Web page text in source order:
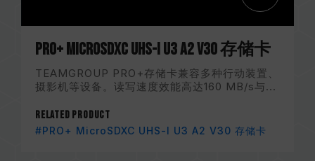
PRO+ MicroSDXC UHS-I U3 A2 V30 存储卡
TEAMGROUP PRO+存储卡兼容多种行动装置、
摄影机等设备。读写速度效能高达160 MB/s与...
Related Product
#PRO+ MicroSDXC UHS-I U3 A2 V30 存储卡